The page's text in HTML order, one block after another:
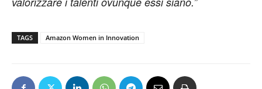
TAGS Amazon Women in Innovation